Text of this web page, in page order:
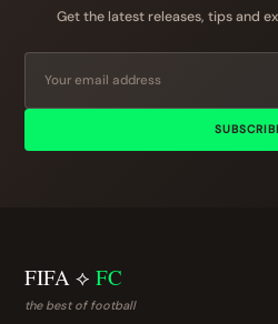
Get the latest releases, tips and
FIFA ⟡ FC
the best of football